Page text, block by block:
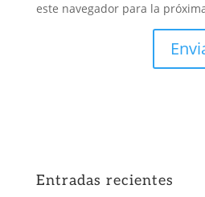
este navegador para la
Entradas recientes